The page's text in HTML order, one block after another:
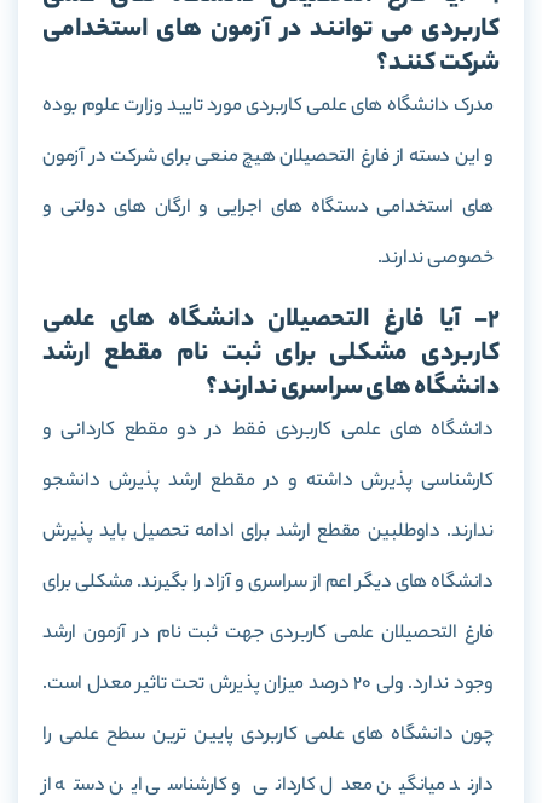
کاربردی می توانند در آزمون های استخدامی
شرکت کنند؟
مدرک دانشگاه های علمی کاربردی مورد تایید وزارت علوم بوده
و این دسته از فارغ التحصیلان هیچ منعی برای شرکت در آزمون
های استخدامی دستگاه های اجرایی و ارگان های دولتی و
خصوصی ندارند.
2- آیا فارغ التحصیلان دانشگاه های علمی
کاربردی مشکلی برای ثبت نام مقطع ارشد
دانشگاه های سراسری ندارند؟
دانشگاه های علمی کاربردی فقط در دو مقطع کاردانی و
کارشناسی پذیرش داشته و در مقطع ارشد پذیرش دانشجو
ندارند. داوطلبین مقطع ارشد برای ادامه تحصیل باید پذیرش
دانشگاه های دیگر اعم از سراسری و آزاد را بگیرند. مشکلی برای
فارغ التحصیلان علمی کاربردی جهت ثبت نام در آزمون ارشد
وجود ندارد. ولی 20 درصد میزان پذیرش تحت تاثیر معدل است.
چون دانشگاه های علمی کاربردی پایین ترین سطح علمی را
دارند میانگین معدل کاردانی و کارشناسی این دسته از